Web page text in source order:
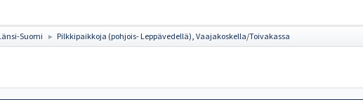
Suomi ► Pilkkipaikkoja (pohjois- Leppävedellä), Vaajakoskella/Toivakassa